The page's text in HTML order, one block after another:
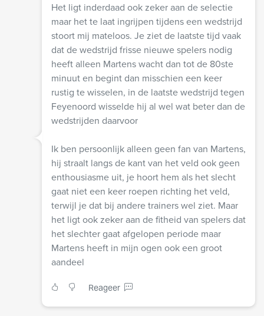
Het ligt inderdaad ook zeker aan de selectie
maar het te laat ingrijpen tijdens een wedstrijd
stoort mij mateloos. Je ziet de laatste tijd vaak
dat de wedstrijd frisse nieuwe spelers nodig
heeft alleen Martens wacht dan tot de 80ste
minuut en begint dan misschien een keer
rustig te wisselen, in de laatste wedstrijd tegen
Feyenoord wisselde hij al wel wat beter dan de
wedstrijden daarvoor
Ik ben persoonlijk alleen geen fan van Martens,
hij straalt langs de kant van het veld ook geen
enthousiasme uit, je hoort hem als het slecht
gaat niet een keer roepen richting het veld,
terwijl je dat bij andere trainers wel ziet. Maar
het ligt ook zeker aan de fitheid van spelers dat
het slechter gaat afgelopen periode maar
Martens heeft in mijn ogen ook een groot
aandeel
Reageer